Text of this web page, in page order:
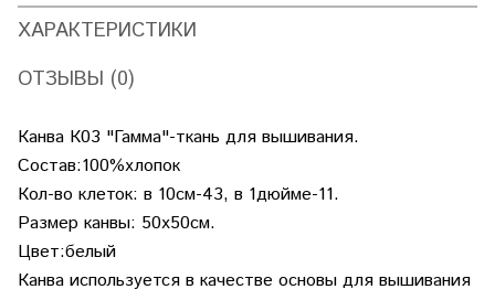
ХАРАКТЕРИСТИКИ
ОТЗЫВЫ (0)
Канва К03 "Гамма"-ткань для вышивания.
Состав:100%хлопок
Кол-во клеток: в 10см-43, в 1дюйме-11.
Размер канвы: 50х50см.
Цвет:белый
Канва используется в качестве основы для вышивания